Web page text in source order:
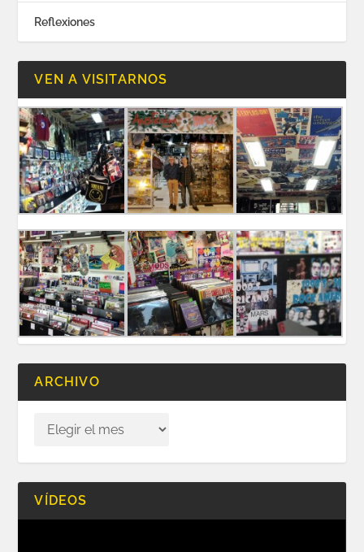
Reflexiones
VEN A VISITARNOS
ARCHIVO
VÍDEOS